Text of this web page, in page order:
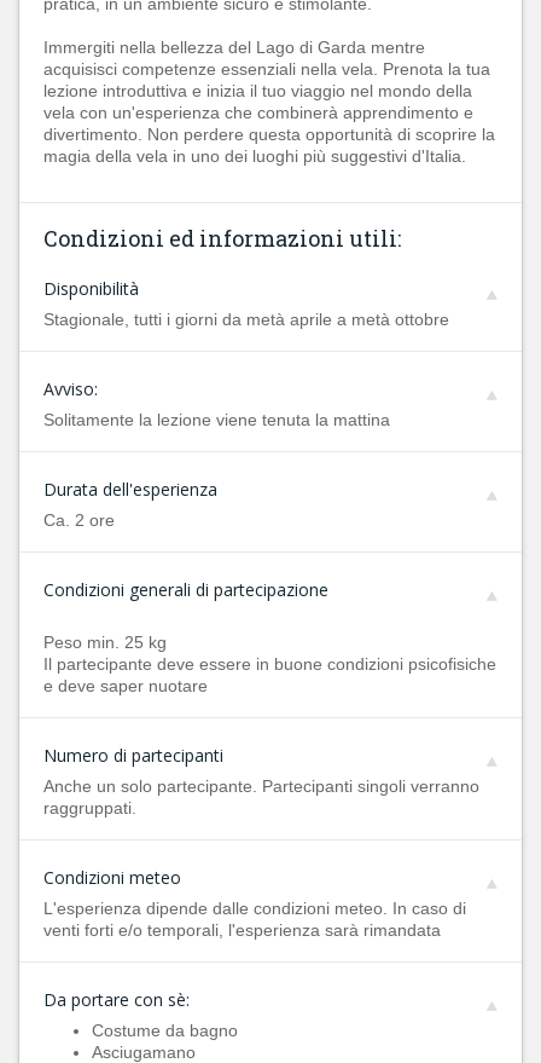
Immergiti nella bellezza del Lago di Garda mentre
acquisisci competenze essenziali nella vela. Prenota la tua
lezione introduttiva e inizia il tuo viaggio nel mondo della
vela con un'esperienza che combinerà apprendimento e
divertimento. Non perdere questa opportunità di scoprire la
magia della vela in uno dei luoghi più suggestivi d'Italia.
Condizioni ed informazioni utili:
Disponibilità
Stagionale, tutti i giorni da metà aprile a metà ottobre
Avviso:
Solitamente la lezione viene tenuta la mattina
Durata dell'esperienza
Ca. 2 ore
Condizioni generali di partecipazione
Peso min. 25 kg
Il partecipante deve essere in buone condizioni psicofisiche
e deve saper nuotare
Numero di partecipanti
Anche un solo partecipante. Partecipanti singoli verranno
raggruppati.
Condizioni meteo
L'esperienza dipende dalle condizioni meteo. In caso di
venti forti e/o temporali, l'esperienza sarà rimandata
Da portare con sè:
Costume da bagno
Asciugamano